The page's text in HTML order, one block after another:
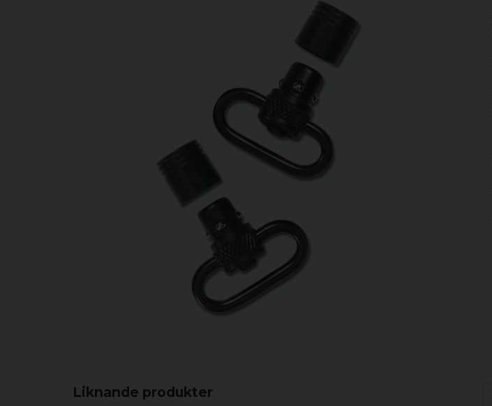
Liknande produkter